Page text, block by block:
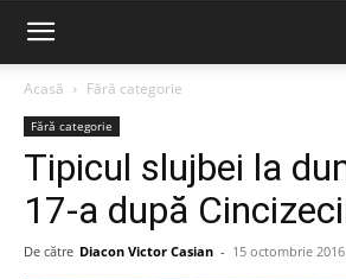
Acasă
Fără categorie
Fără categorie
Tipicul slujbei la
17-a după
De către Diacon Victor Casian - 15 octombrie 2016